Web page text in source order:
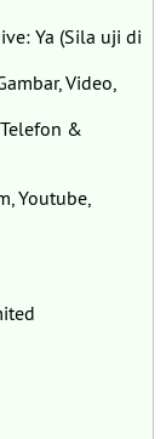
Ya (Sila uji di
Video,
&
Youtube,